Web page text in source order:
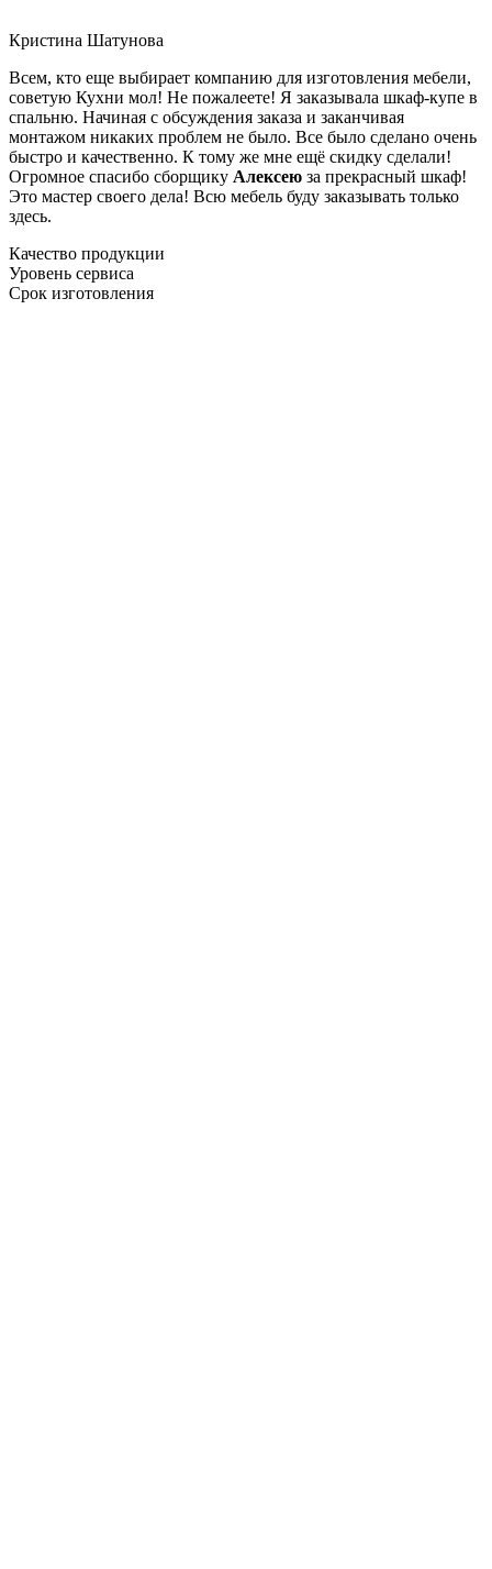
Кристина Шатунова
Всем, кто еще выбирает компанию для изготовления мебели,
советую Кухни мол! Не пожалеете! Я заказывала шкаф-купе в
спальню. Начиная с обсуждения заказа и заканчивая
монтажом никаких проблем не было. Все было сделано очень
быстро и качественно. К тому же мне ещё скидку сделали!
Огромное спасибо сборщику Алексею за прекрасный шкаф!
Это мастер своего дела! Всю мебель буду заказывать только
здесь.
Качество продукции
Уровень сервиса
Срок изготовления